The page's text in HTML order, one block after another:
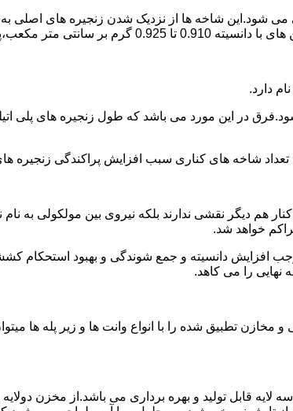
شود.این شاخه ها از نزدیک شدن زنجیره های اصلی
اتیلن سبک میتوان گفت.
شاخه های کناری سبب افزایش پراکندگی زنجیره
هم دیگر نقشی ندارند بلکه نیروی بین مولکولی به نام
خواهد شد.
افزایش دانسیته و جمع شوندگی و بهبود
را می کاهد.
تطبیق شده را با انواع وانت ها و زیر پله ها
لایه قابل تولید و بهره برداری می باشد.از مخزن